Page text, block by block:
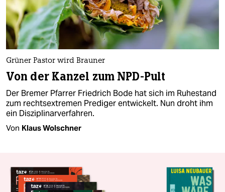
Grüner Pastor wird Brauner
Von der Kanzel zum NPD-Pult
Der Bremer Pfarrer Friedrich Bode hat sich im Ruhestand
zum rechtsextremen Prediger entwickelt. Nun droht ihm
ein Disziplinarverfahren.
Von Klaus Wolschner